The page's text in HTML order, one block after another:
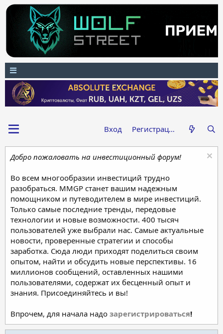
Вход Регистрация
Добро пожаловать на инвестиционный форум!
Во всем многообразии инвестиций трудно
разобраться. MMGP станет вашим надежным
помощником и путеводителем в мире инвестиций.
Только самые последние тренды, передовые
технологии и новые возможности. 400 тысяч
пользователей уже выбрали нас. Самые актуальные
новости, проверенные стратегии и способы
заработка. Сюда люди приходят поделиться своим
опытом, найти и обсудить новые перспективы. 16
миллионов сообщений, оставленных нашими
пользователями, содержат их бесценный опыт и
знания. Присоединяйтесь и вы!
Впрочем, для начала надо зарегистрироваться!